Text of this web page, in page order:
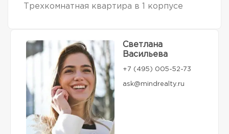
Трехкомнатная квартира в 1 корпусе
Светлана
Васильева
+7 (495) 005-52-73
ask@mindrealty.ru